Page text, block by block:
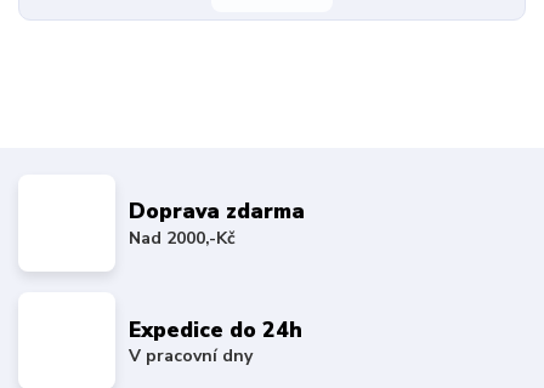
Doprava zdarma
Nad 2000,-Kč
Expedice do 24h
V pracovní dny